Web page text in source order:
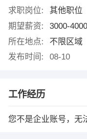
求职岗位:
其他职位
期望薪资:
3000-
所在地点:
不限区域
发布时间:
08-10
工作经历
您不是企业账号，无